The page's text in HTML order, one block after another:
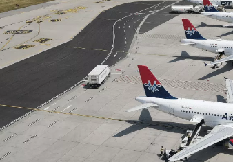
BIZLIFE
IZJAVA